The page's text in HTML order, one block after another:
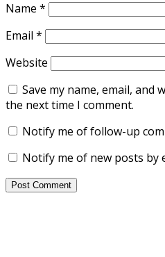
Name *
Email *
Website
Save my name, email,
the next time I comment.
Notify me of follow-up
Notify me of new posts by